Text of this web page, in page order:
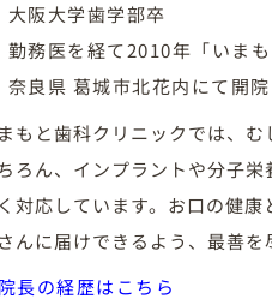
大阪大学歯学部卒
勤務医を経て2010年「いま
奈良県 葛城市北花内にて開院
もと歯科クリニックでは、
ろん、インプラントや分子
対応しています。お口の健
んに届けできるよう、最善を
長の経歴はこちら